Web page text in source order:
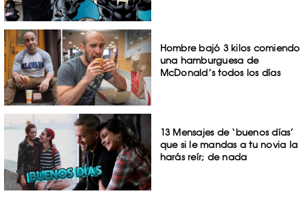
Hombre bajó 3 kilos comiendo
una hamburguesa de
McDonald’s todos los días
13 Mensajes de ‘buenos días’
que si le mandas a tu novia la
harás reír; de nada